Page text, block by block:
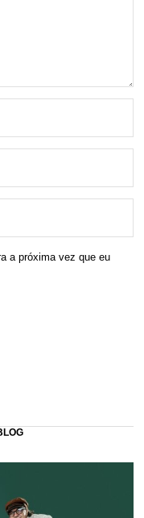
a próxima vez que eu